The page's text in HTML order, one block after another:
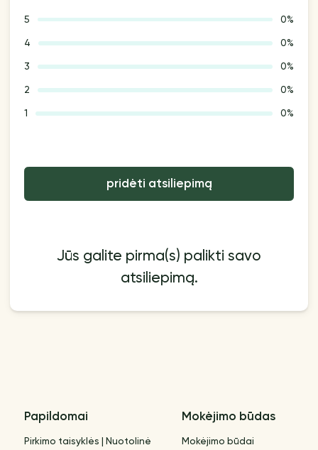
5 0%
4 0%
3 0%
2 0%
1 0%
pridėti atsiliepimą
Jūs galite pirma(s) palikti savo
atsiliepimą.
Papildomai
Pirkimo taisyklės | Nuotolinė
Mokėjimo būdas
Mokėjimo būdai